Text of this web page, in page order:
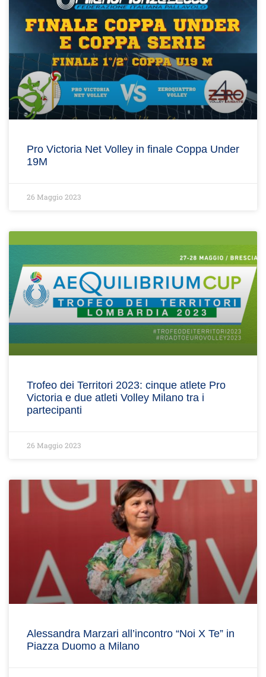
Pro Victoria Net Volley in finale Coppa Under
19M
26 Maggio 2023
Trofeo dei Territori 2023: cinque atlete Pro
Victoria e due atleti Volley Milano tra i
partecipanti
26 Maggio 2023
Alessandra Marzari all’incontro “Noi X Te” in
Piazza Duomo a Milano